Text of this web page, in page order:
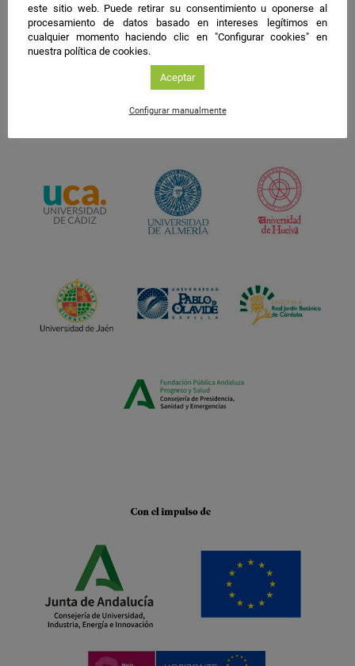
este sitio web. Puede retirar su consentimiento u oponerse al
procesamiento de datos basado en intereses legítimos en
cualquier momento haciendo clic en "Configurar cookies" en
nuestra política de cookies.
Aceptar
Configurar manualmente